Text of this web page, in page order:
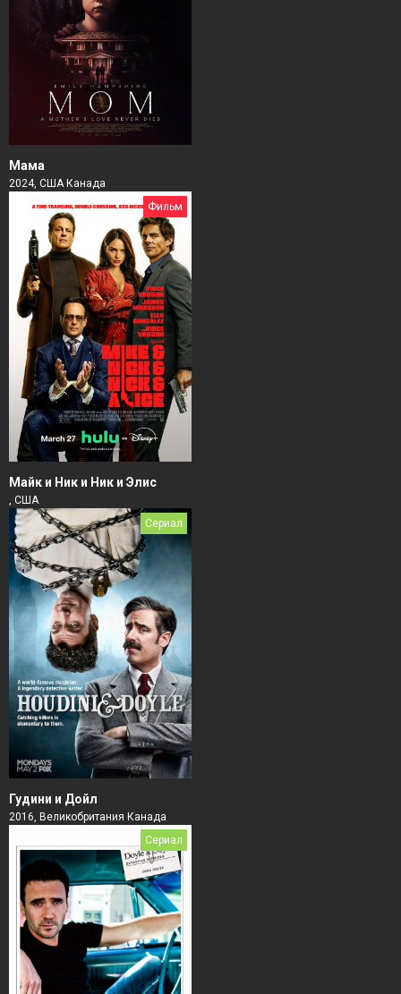
Мама
2024, США Канада
Фильм
Майк и Ник и Ник и Элис
, США
Сериал
Гудини и Дойл
2016, Великобритания Канада
Сериал